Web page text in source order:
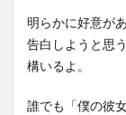
明らかに好意が
告白しようと思
構いるよ。
誰でも「僕の彼